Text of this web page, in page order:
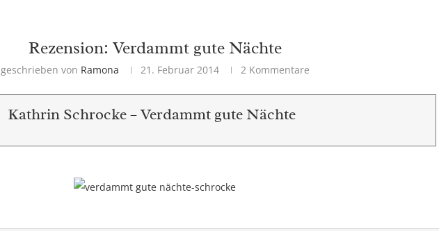
Rezension: Verdammt gute Nächte
geschrieben von Ramona 21. Februar 2014 2 Kommentare
Kathrin Schrocke – Verdammt gute Nächte